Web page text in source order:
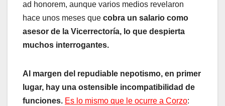
ad honorem, aunque varios medios revelaron
hace unos meses que cobra un salario como
asesor de la Vicerrectoría, lo que despierta
muchos interrogantes.
Al margen del repudiable nepotismo, en primer
lugar, hay una ostensible incompatibilidad de
funciones. Es lo mismo que le ocurre a Corzo: